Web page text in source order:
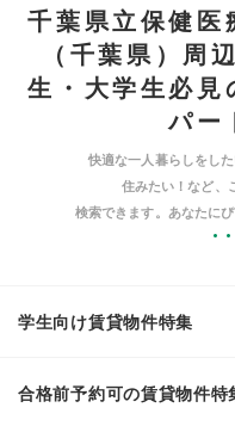
千葉県立保健医
（千葉県）周
生・大学生必見
パー
快適な一人暮らしをし
住みたい！など、
検索できます。あなたに
学生向け賃貸物件特集
合格前予約可の賃貸物件特